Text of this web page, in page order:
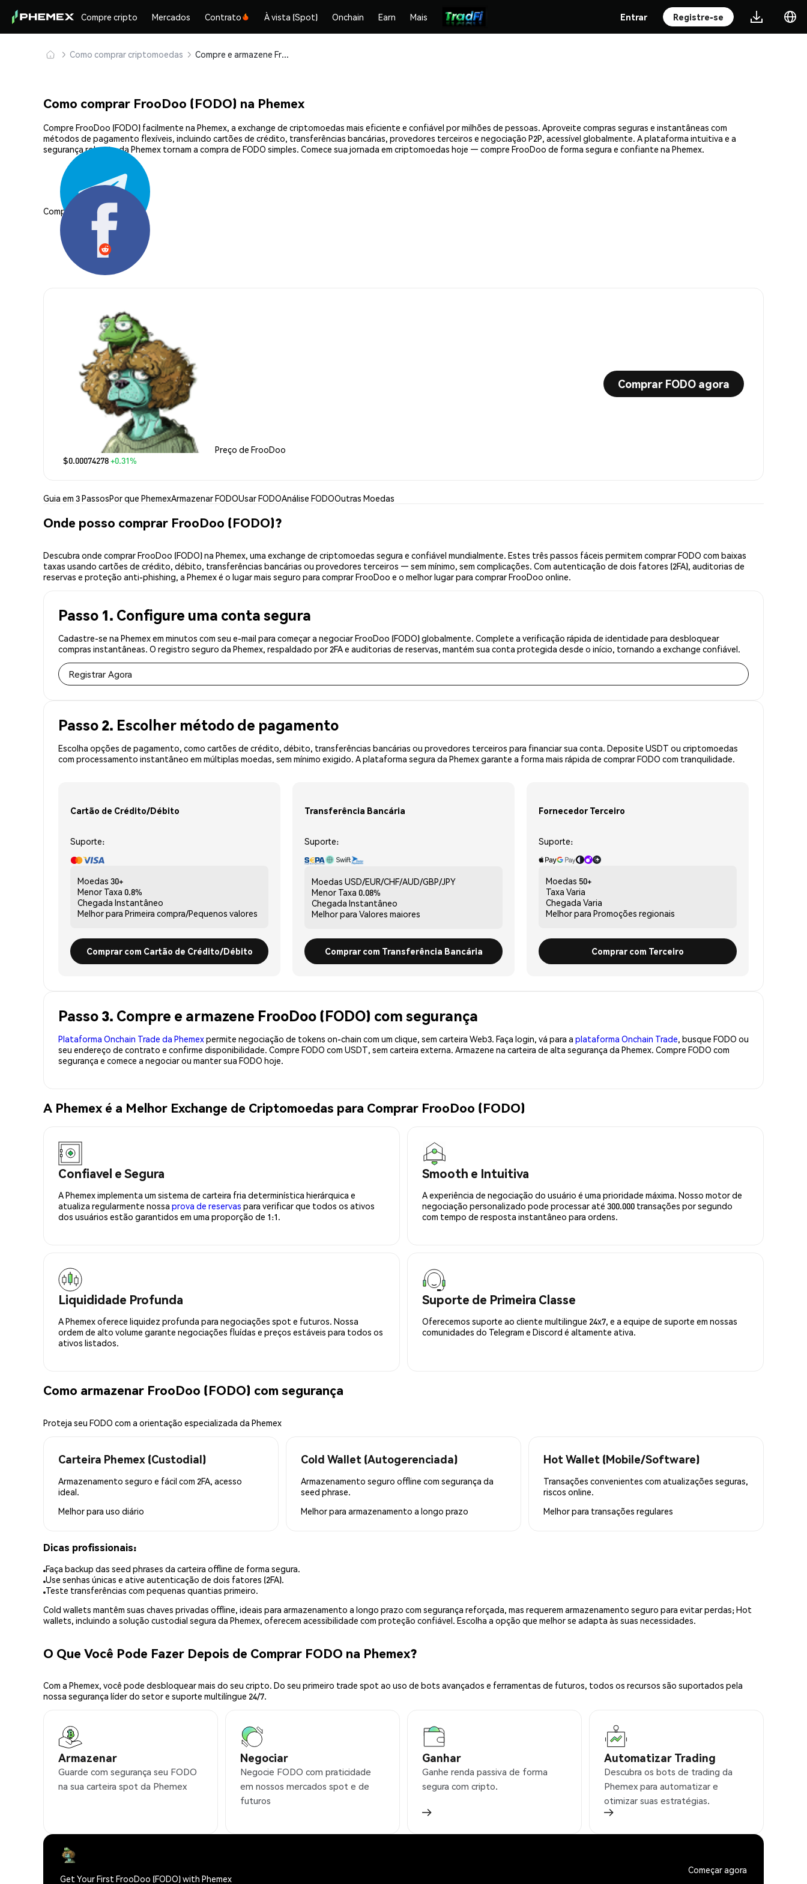
Compre cripto Mercados Contrato À vista (Spot) Onchain Earn Mais Entrar Registre-se
Como comprar criptomoedas Compre e armazene FrooDoo (FODO) com segurança
Como comprar FrooDoo (FODO) na Phemex
Compre FrooDoo (FODO) facilmente na Phemex, a exchange de criptomoedas mais eficiente e confiável por milhões de pessoas. Aproveite compras seguras e instantâneas com
métodos de pagamento flexíveis, incluindo cartões de crédito, transferências bancárias, provedores terceiros e negociação P2P, acessível globalmente. A plataforma intuitiva e a
segurança robusta da Phemex tornam a compra de FODO simples. Comece sua jornada em criptomoedas hoje — compre FrooDoo de forma segura e confiante na Phemex.
Compartilhar:
Preço de FrooDoo
$0.00074278+0.31%
Comprar FODO agora
Guia em 3 PassosPor que PhemexArmazenar FODOUsar FODOAnálise FODOOutras Moedas
Onde posso comprar FrooDoo (FODO)?
Descubra onde comprar FrooDoo (FODO) na Phemex, uma exchange de criptomoedas segura e confiável mundialmente. Estes três passos fáceis permitem comprar FODO com baixas
taxas usando cartões de crédito, débito, transferências bancárias ou provedores terceiros — sem mínimo, sem complicações. Com autenticação de dois fatores (2FA), auditorias de
reservas e proteção anti-phishing, a Phemex é o lugar mais seguro para comprar FrooDoo e o melhor lugar para comprar FrooDoo online.
Passo 1. Configure uma conta segura
Cadastre-se na Phemex em minutos com seu e-mail para começar a negociar FrooDoo (FODO) globalmente. Complete a verificação rápida de identidade para desbloquear
compras instantâneas. O registro seguro da Phemex, respaldado por 2FA e auditorias de reservas, mantém sua conta protegida desde o início, tornando a exchange confiável.
Registrar Agora
Passo 2. Escolher método de pagamento
Escolha opções de pagamento, como cartões de crédito, débito, transferências bancárias ou provedores terceiros para financiar sua conta. Deposite USDT ou criptomoedas
com processamento instantâneo em múltiplas moedas, sem mínimo exigido. A plataforma segura da Phemex garante a forma mais rápida de comprar FODO com tranquilidade.
Cartão de Crédito/Débito
Suporte:
Moedas 30+
Menor Taxa 0.8%
Chegada Instantâneo
Melhor para Primeira compra/Pequenos valores
Comprar com Cartão de Crédito/Débito
Transferência Bancária
Suporte:
Moedas USD/EUR/CHF/AUD/GBP/JPY
Menor Taxa 0.08%
Chegada Instantâneo
Melhor para Valores maiores
Comprar com Transferência Bancária
Fornecedor Terceiro
Suporte:
Moedas 50+
Taxa Varia
Chegada Varia
Melhor para Promoções regionais
Comprar com Terceiro
Passo 3. Compre e armazene FrooDoo (FODO) com segurança
Plataforma Onchain Trade da Phemexpermite negociação de tokens on-chain com um clique, sem carteira Web3. Faça login, vá para a plataforma Onchain Trade, busque FODO ou
seu endereço de contrato e confirme disponibilidade. Compre FODO com USDT, sem carteira externa. Armazene na carteira de alta segurança da Phemex. Compre FODO com
segurança e comece a negociar ou manter sua FODO hoje.
A Phemex é a Melhor Exchange de Criptomoedas para Comprar FrooDoo (FODO)
Confiavel e Segura
A Phemex implementa um sistema de carteira fria determinística hierárquica e
atualiza regularmente nossa prova de reservas para verificar que todos os ativos
dos usuários estão garantidos em uma proporção de 1:1.
Smooth e Intuitiva
A experiência de negociação do usuário é uma prioridade máxima. Nosso motor de
negociação personalizado pode processar até 300.000 transações por segundo
com tempo de resposta instantâneo para ordens.
Liquididade Profunda
A Phemex oferece liquidez profunda para negociações spot e futuros. Nossa
ordem de alto volume garante negociações fluídas e preços estáveis para todos os
ativos listados.
Suporte de Primeira Classe
Oferecemos suporte ao cliente multilingue 24x7, e a equipe de suporte em nossas
comunidades do Telegram e Discord é altamente ativa.
Como armazenar FrooDoo (FODO) com segurança
Proteja seu FODO com a orientação especializada da Phemex
Carteira Phemex (Custodial)
Armazenamento seguro e fácil com 2FA, acesso
ideal.
Melhor para uso diário
Cold Wallet (Autogerenciada)
Armazenamento seguro offline com segurança da
seed phrase.
Melhor para armazenamento a longo prazo
Hot Wallet (Mobile/Software)
Transações convenientes com atualizações seguras,
riscos online.
Melhor para transações regulares
Dicas profissionais:
Faça backup das seed phrases da carteira offline de forma segura.
Use senhas únicas e ative autenticação de dois fatores (2FA).
Teste transferências com pequenas quantias primeiro.
Cold wallets mantêm suas chaves privadas offline, ideais para armazenamento a longo prazo com segurança reforçada, mas requerem armazenamento seguro para evitar perdas; Hot
wallets, incluindo a solução custodial segura da Phemex, oferecem acessibilidade com proteção confiável. Escolha a opção que melhor se adapta às suas necessidades.
O Que Você Pode Fazer Depois de Comprar FODO na Phemex?
Com a Phemex, você pode desbloquear mais do seu cripto. Do seu primeiro trade spot ao uso de bots avançados e ferramentas de futuros, todos os recursos são suportados pela
nossa segurança líder do setor e suporte multilíngue 24/7.
Armazenar
Guarde com segurança seu FODO
na sua carteira spot da Phemex
Negociar
Negocie FODO com praticidade
em nossos mercados spot e de
futuros
Ganhar
Ganhe renda passiva de forma
segura com cripto.
Automatizar Trading
Descubra os bots de trading da
Phemex para automatizar e
otimizar suas estratégias.
Get Your First FrooDoo (FODO) with Phemex
Começar agora